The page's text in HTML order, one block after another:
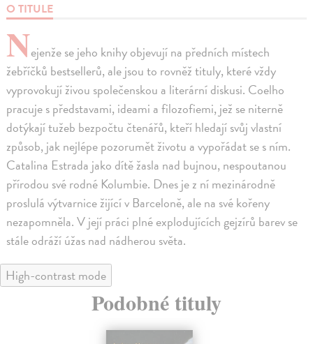
O TITULE
Nejenže se jeho knihy objevují na předních místech
žebříčků bestsellerů, ale jsou to rovněž tituly, které vždy
vyprovokují živou společenskou a literární diskusi. Coelho
pracuje s představami, ideami a filozofiemi, jež se niterně
dotýkají tužeb bezpočtu čtenářů, kteří hledají svůj vlastní
způsob, jak nejlépe pozorumět životu a vypořádat se s ním.
Catalina Estrada jako dítě žasla nad bujnou, nespoutanou
přírodou své rodné Kolumbie. Dnes je z ní mezinárodně
proslulá výtvarnice žijící v Barceloně, ale na své kořeny
nezapomněla. V její práci plné explodujících gejzírů barev se
stále odráží úžas nad nádherou světa.
High-contrast mode
Podobné tituly